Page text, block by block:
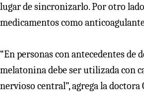
lugar de sincronizarlo. Por otro
medicamentos como
“En personas con antecedentes de
melatonina debe ser utilizada con
nervioso central”, agrega la doctora